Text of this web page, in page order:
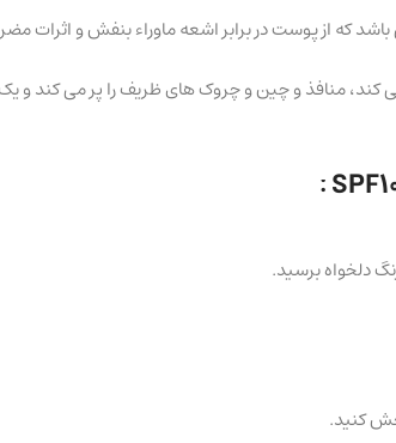
منافذ و چین و چروک های ظریف را پر می کند
دلخواه برسید.
کنید.